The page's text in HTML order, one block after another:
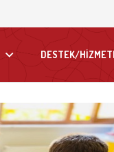
DESTEK/